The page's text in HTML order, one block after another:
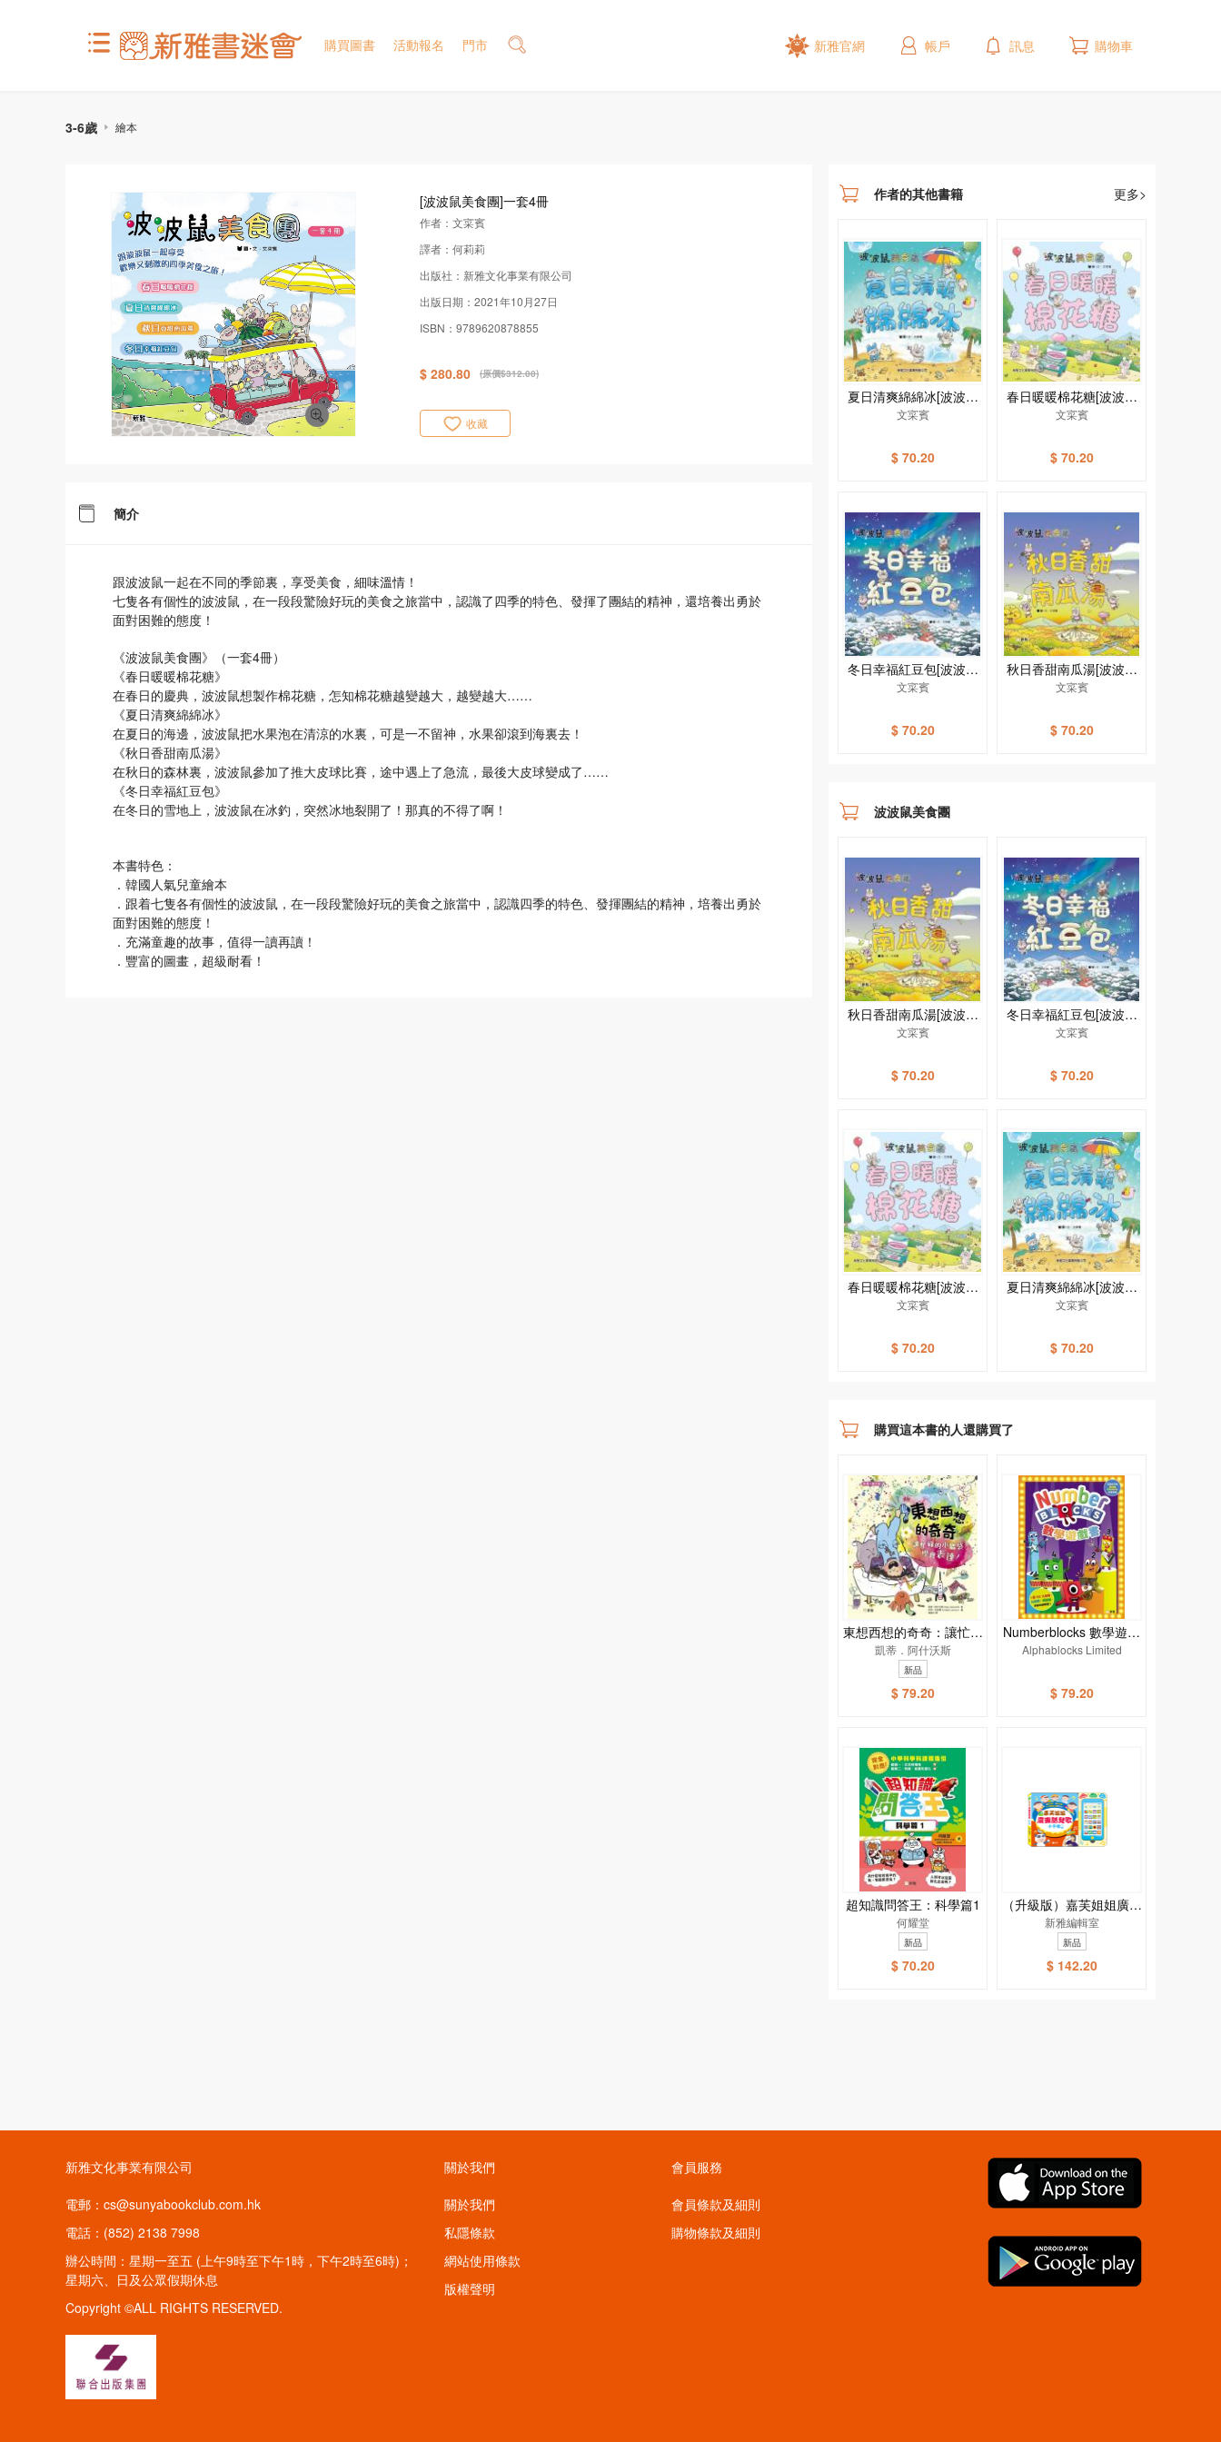
3-6歲 繪本
[波波鼠美食團]一套4冊
作者：文寀賓
譯者：何莉莉
出版社：新雅文化事業有限公司
出版日期：2021年10月27日
ISBN：9789620878855
$ 280.80 (原價$312.00)
收藏
簡介
跟波波鼠一起在不同的季節裏，享受美食，細味溫情！
七隻各有個性的波波鼠，在一段段驚險好玩的美食之旅當中，認識了四季的特色、發揮了團結的精神，還培養出勇於
面對困難的態度！
《波波鼠美食團》（一套4冊）
《春日暖暖棉花糖》
在春日的慶典，波波鼠想製作棉花糖，怎知棉花糖越變越大，越變越大……
《夏日清爽綿綿冰》
在夏日的海邊，波波鼠把水果泡在清涼的水裏，可是一不留神，水果卻滾到海裏去！
《秋日香甜南瓜湯》
在秋日的森林裏，波波鼠參加了推大皮球比賽，途中遇上了急流，最後大皮球變成了……
《冬日幸福紅豆包》
在冬日的雪地上，波波鼠在冰釣，突然冰地裂開了！那真的不得了啊！
本書特色：
．韓國人氣兒童繪本
．跟着七隻各有個性的波波鼠，在一段段驚險好玩的美食之旅當中，認識四季的特色、發揮團結的精神，培養出勇於
面對困難的態度！
．充滿童趣的故事，值得一讀再讀！
．豐富的圖畫，超級耐看！
作者的其他書籍 更多>
夏日清爽綿綿冰[波波鼠
美食團]
文寀賓
$ 70.20
春日暖暖棉花糖[波波鼠
美食團]
文寀賓
$ 70.20
冬日幸福紅豆包[波波鼠
美食團]
文寀賓
$ 70.20
秋日香甜南瓜湯[波波鼠
美食團]
文寀賓
$ 70.20
波波鼠美食團
秋日香甜南瓜湯[波波鼠
美食團]
文寀賓
$ 70.20
冬日幸福紅豆包[波波鼠
美食團]
文寀賓
$ 70.20
春日暖暖棉花糖[波波鼠
美食團]
文寀賓
$ 70.20
夏日清爽綿綿冰[波波鼠
美食團]
文寀賓
$ 70.20
購買這本書的人還購買了
東想西想的奇奇：讓忙碌
的小腦袋學會表達！[新
雅．繪本館]
凱蒂．阿什沃斯
新品
$ 79.20
Numberblocks 數學遊戲
書
Alphablocks Limited
$ 79.20
超知識問答王：科學篇1
何耀堂
新品
$ 70.20
（升級版）嘉芙姐姐廣東
話兒歌小手機
新雅編輯室
新品
$ 142.20
購買圖書 活動報名 門市 新雅官網 帳戶 訊息 購物車
新雅文化事業有限公司
電郵：cs@sunyabookclub.com.hk
電話：(852) 2138 7998
辦公時間：星期一至五 (上午9時至下午1時，下午2時至6時)；
星期六、日及公眾假期休息
Copyright ©ALL RIGHTS RESERVED.
關於我們
關於我們
私隱條款
網站使用條款
版權聲明
會員服務
會員條款及細則
購物條款及細則